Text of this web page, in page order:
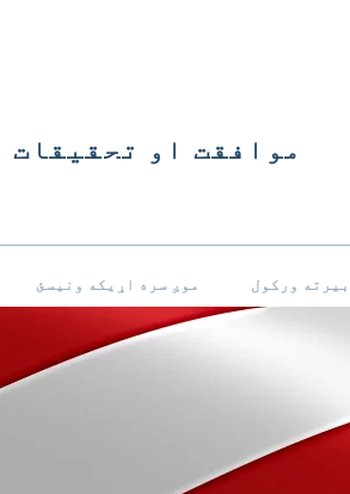
موافقت او تحقیقات
موږ سره اړیکه ونیسئ بیرته ورکول